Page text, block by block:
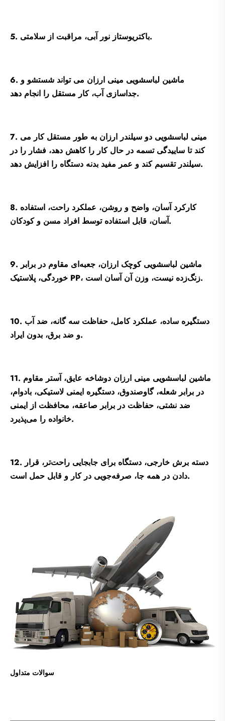
5. باکتریوستاز نور آبی، مراقبت از سلامتی.
6. ماشین لباسشویی مینی ارزان می تواند شستشو و
جداسازی آب، کار مستقل را انجام دهد.
7. مینی لباسشویی دو سیلندر ارزان به طور مستقل کار می
کند تا ساییدگی تسمه در حال کار را کاهش دهد، فشار را در
سیلندر تقسیم کند و عمر مفید بدنه دستگاه را افزایش دهد.
8. کارکرد آسان، واضح و روشن، عملکرد راحت، استفاده
آسان، قابل استفاده توسط افراد مسن و کودکان.
9. ماشین لباسشویی کوچک ارزان، جعبه‌ای مقاوم در برابر
خوردگی، پلاستیک PP، زنگ‌زده نیست، وزن آن آسان است.
10. دستگیره ساده، عملکرد کامل، حفاظت سه گانه، ضد آب
و ضد برق، بدون ایراد.
11. ماشین لباسشویی مینی ارزان دوشاخه عایق، آستر مقاوم
در برابر شعله، گاوصندوق، دستگیره ایمنی لاستیکی، بادوام،
ضد نشتی، حفاظت در برابر صاعقه، محافظت از ایمنی
خانواده را می‌پذیرد.
12. دسته برش خارجی، دستگاه برای جابجایی راحت‌تر، قرار
دادن در همه جا، صرفه‌جویی در کار و قابل حمل است.
سوالات متداول